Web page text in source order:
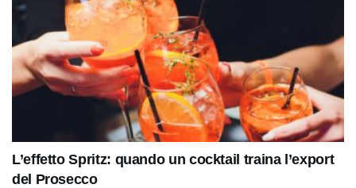
L’effetto Spritz: quando un cocktail traina l’export
del Prosecco